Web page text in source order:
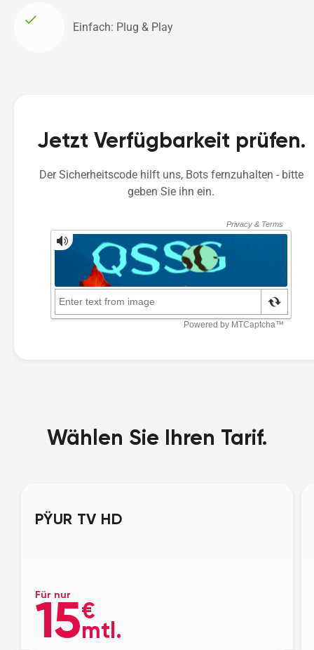
Einfach: Plug & Play
Jetzt Verfügbarkeit prüfen.
Der Sicherheitscode hilft uns, Bots fernzuhalten - bitte
geben Sie ihn ein.
Wählen Sie Ihren Tarif.
PŸUR TV HD
Für nur
15€
mtl.